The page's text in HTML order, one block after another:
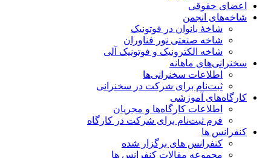
اعضای حقوقی
شاخه‌های انجمن
شاخۀ بانوان در فوتونیک
شاخه صنعتی نور فناوران
شاخه‌ الکترونیک و فوتونیک آلی
سخنرانی‌های ماهانه
اطلاعات سخنرانی‌‌ها
ثبت‌نام برای شرکت در سخنرانی
کارگاه‌های آموزشی
اطلاعات کارگاه‌ها و مجریان
فرم ثبت‌نام برای شرکت در کارگاه
کنفرانس ها
کنفرانس های برگزار شده
مجموعه مقالات کنفرانس ها